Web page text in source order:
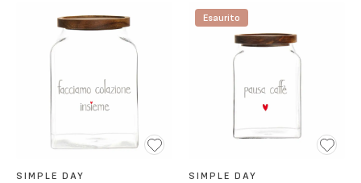
SIMPLE DAY
Esaurito
SIMPLE DAY